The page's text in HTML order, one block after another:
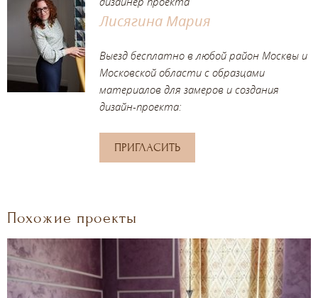
Лисягина Мария
Выезд бесплатно в любой район Москвы и
Московской области с образцами
материалов для замеров и создания
дизайн-проекта:
ПРИГЛАСИТЬ
Похожие проекты